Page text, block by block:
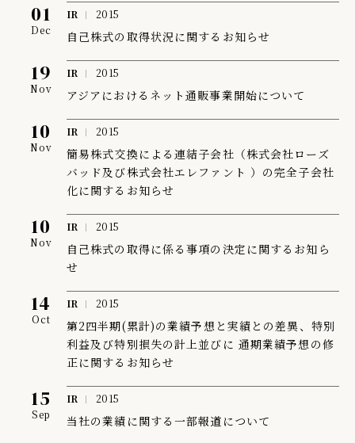
会社情報
IR情報
TSIトピックス
Foreign Investor
採用情報
お問い合わせ
01
Dec
IR 2015
自己株式の取得状況に関するお知らせ
19
Nov
IR 2015
アジアにおけるネット通販事業開始について
10
Nov
IR 2015
簡易株式交換による連結子会社（株式会社ローズ
バッド及び株式会社エレファント ）の完全子会社
化に関するお知らせ
10
Nov
IR 2015
自己株式の取得に係る事項の決定に関するお知ら
せ
14
Oct
IR 2015
第2四半期(累計)の業績予想と実績との差異、特別
利益及び特別損失の計上並びに 通期業績予想の修
正に関するお知らせ
15
Sep
IR 2015
当社の業績に関する一部報道について